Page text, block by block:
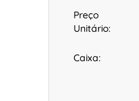
Preço
Unitário:
Caixa: